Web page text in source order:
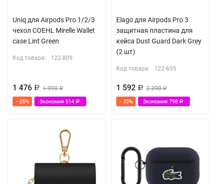
Uniq для Airpods Pro 1/2/3
чехол COEHL Mirelle Wallet
case Lint Green
Код товара: 122-809
1 476 Р 1 990Р
- 25% Экономия 514 Р
Elago для Airpods Pro 3
защитная пластина для
кейса Dust Guard Dark Grey
(2 шт)
Код товара: 122-655
1 592 Р 2 390Р
- 33% Экономия 798 Р